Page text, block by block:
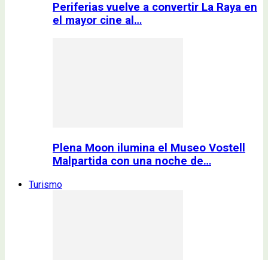
Periferias vuelve a convertir La Raya en
el mayor cine al…
Plena Moon ilumina el Museo Vostell
Malpartida con una noche de…
Turismo